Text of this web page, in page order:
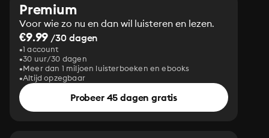
Premium
Voor wie zo nu en dan wil luisteren en lezen.
€9.99 /30 dagen
1 account
30 uur/30 dagen
Meer dan 1 miljoen luisterboeken en ebooks
Altijd opzegbaar
Probeer 45 dagen gratis